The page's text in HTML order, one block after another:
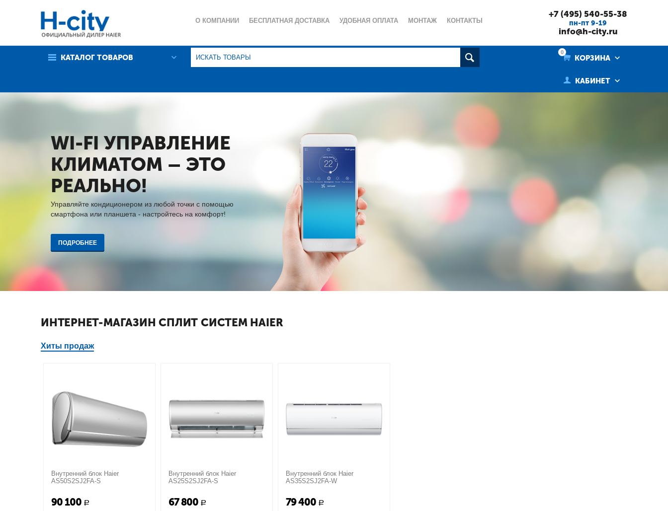
О КОМПАНИИ БЕСПЛАТНАЯ ДОСТАВКА УДОБНАЯ ОПЛАТА МОНТАЖ КОНТАКТЫ
+7 (495) 540-55-38
пн-пт 9-19
info@h-city.ru
КАТАЛОГ ТОВАРОВ
0
КОРЗИНА
КАБИНЕТ
WI-FI УПРАВЛЕНИЕ
КЛИМАТОМ – ЭТО
РЕАЛЬНО!
Управляйте кондиционером из любой точки с помощью
смартфона или планшета - настройтесь на комфорт!
ПОДРОБНЕЕ
ИНТЕРНЕТ-МАГАЗИН СПЛИТ СИСТЕМ HAIER
Хиты продаж
Внутренний блок Haier
AS50S2SJ2FA-S
90 100 Р
Внутренний блок Haier
AS25S2SJ2FA-S
67 800 Р
Внутренний блок Haier
AS35S2SJ2FA-W
79 400 Р